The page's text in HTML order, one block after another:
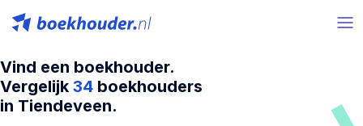
Vind een boekhouder.
Vergelijk 34 boekhouders
in Tiendeveen.